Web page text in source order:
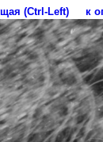
(Ctrl-Left) к